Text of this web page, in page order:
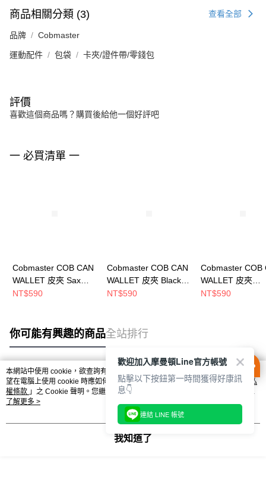
商品相關分類 (3) 查看全部
品牌 Cobmaster
運動配件 包袋 卡夾/證件帶/零錢包
評價
喜歡這個商品嗎？購買後給他一個好評吧
一 必買清單 一
Cobmaster COB CAN
WALLET 皮夾 Sax
Heather
NT$590
Cobmaster COB CAN
WALLET 皮夾 Black
810904000080
NT$590
Cobmaster COB
WALLET 皮夾
MASTARD
NT$590
你可能有興趣的商品全站排行
熱門標籤
本網站中使用 cookie，欲查詢有關本網站使用 cookie 方式之詳情，及若您不希
望在電腦上使用 cookie 時應如何變更電腦的 cookie 設定，請參閱本網站「
隱私
權條款 」之 Cookie 聲明。您繼續使用本網站即表示您同意本公司得按本網站使
用條款之 Cookie 聲明使用 cookie。
了解更多 >
我知道了
歡迎加入摩曼頓Line官方帳號
點擊以下按鈕第一時間獲得好康訊
息👇
連結 LINE 帳號